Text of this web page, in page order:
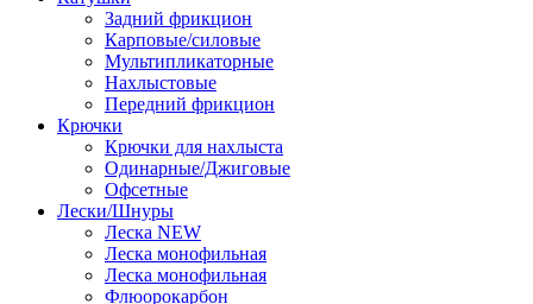
Задний фрикцион
Карповые/силовые
Мультипликаторные
Нахлыстовые
Передний фрикцион
Крючки
Крючки для нахлыста
Одинарные/Джиговые
Офсетные
Лески/Шнуры
Леска NEW
Леска монофильная
Леска монофильная
Флюорокарбон